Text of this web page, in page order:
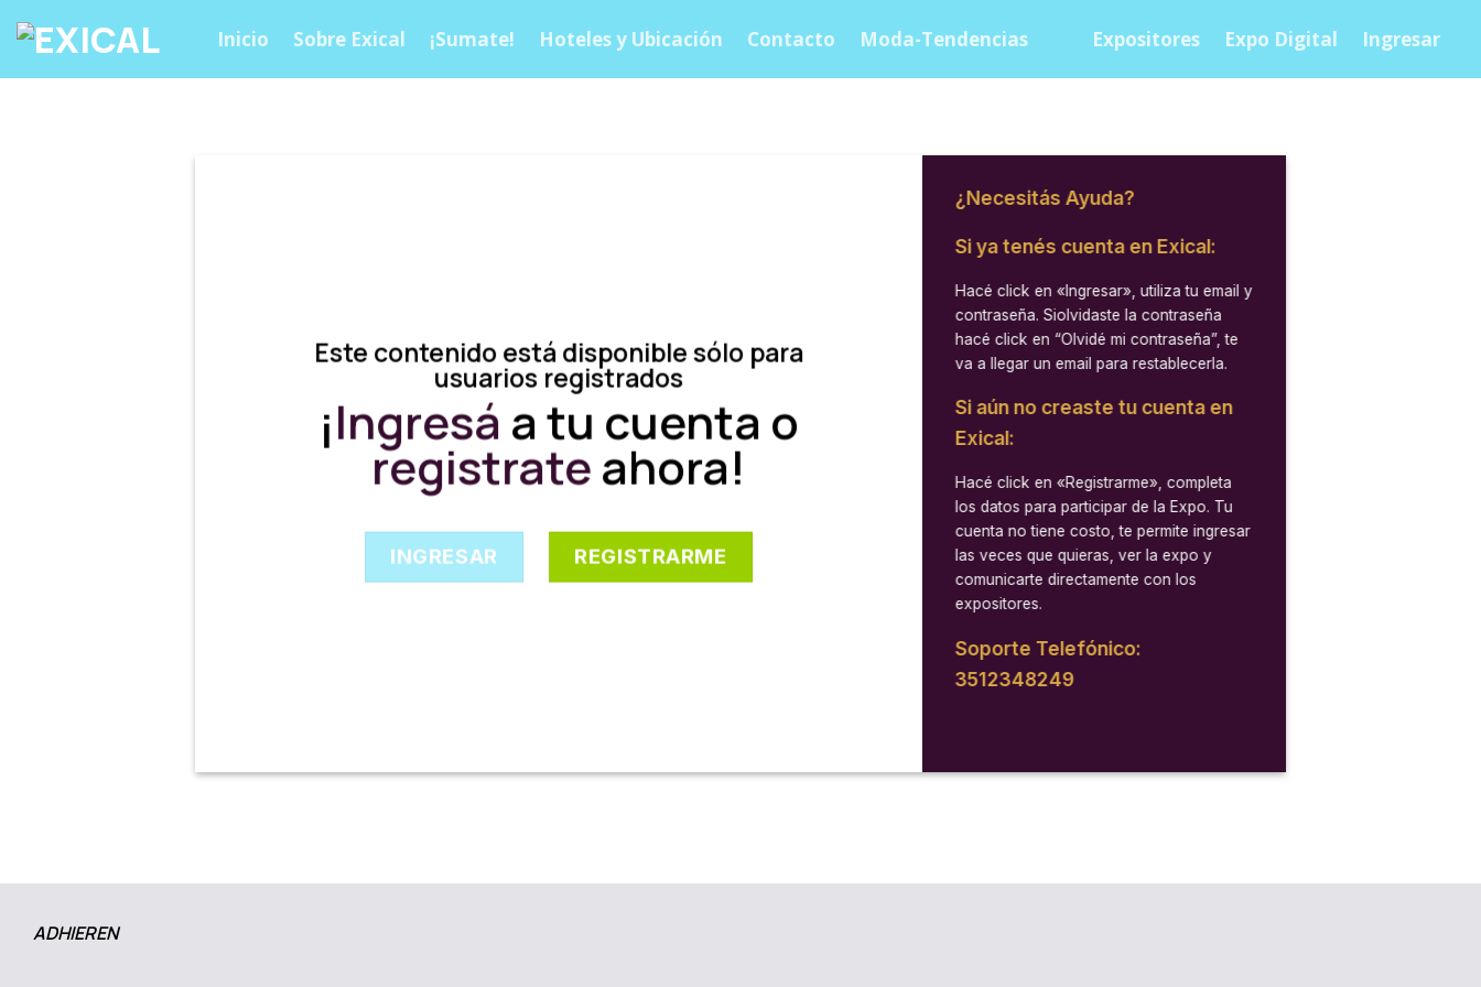
Inicio Sobre Exical ¡Sumate! Hoteles y Ubicación Contacto Moda-Tendencias Expositores Expo Digital Ingresar
Este contenido está disponible sólo para
usuarios registrados
¡Ingresá a tu cuenta o
registrateahora!
INGRESAR REGISTRARME
¿Necesitás Ayuda?
Si ya tenés cuenta en Exical:
Hacé click en «Ingresar», utiliza tu email y
contraseña. Siolvidaste la contraseña
hacé click en “Olvidé mi contraseña”, te
va a llegar un email para restablecerla.
Si aún no creaste tu cuenta en
Exical:
Hacé click en «Registrarme», completa
los datos para participar de la Expo. Tu
cuenta no tiene costo, te permite ingresar
las veces que quieras, ver la expo y
comunicarte directamente con los
expositores.
Soporte Telefónico:
3512348249
ADHIEREN